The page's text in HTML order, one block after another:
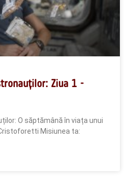
Ziua 1 -
O săptămână în viața unui
Misiunea ta: